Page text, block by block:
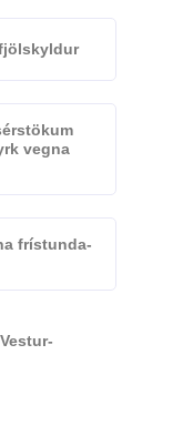
vegna
frístunda-